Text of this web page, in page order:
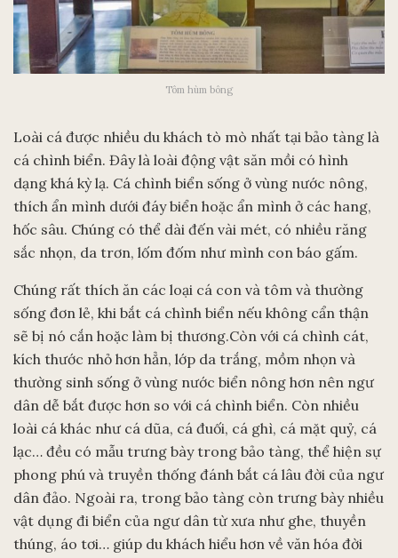
Tôm hùm bông
Loài cá được nhiều du khách tò mò nhất tại bảo tàng là
cá chình biển. Đây là loài động vật săn mồi có hình
dạng khá kỳ lạ. Cá chình biển sống ở vùng nước nông,
thích ẩn mình dưới đáy biển hoặc ẩn mình ở các hang,
hốc sâu. Chúng có thể dài đến vài mét, có nhiều răng
sắc nhọn, da trơn, lốm đốm như mình con báo gấm.
Chúng rất thích ăn các loại cá con và tôm và thường
sống đơn lẻ, khi bắt cá chình biển nếu không cẩn thận
sẽ bị nó cắn hoặc làm bị thương.Còn với cá chình cát,
kích thước nhỏ hơn hẳn, lớp da trắng, mồm nhọn và
thường sinh sống ở vùng nước biển nông hơn nên ngư
dân dễ bắt được hơn so với cá chình biển. Còn nhiều
loài cá khác như cá dũa, cá đuối, cá ghì, cá mặt quỷ, cá
lạc… đều có mẫu trưng bày trong bảo tàng, thể hiện sự
phong phú và truyền thống đánh bắt cá lâu đời của ngư
dân đảo. Ngoài ra, trong bảo tàng còn trưng bày nhiều
vật dụng đi biển của ngư dân từ xưa như ghe, thuyền
thúng, áo tơi… giúp du khách hiểu hơn về văn hóa đời